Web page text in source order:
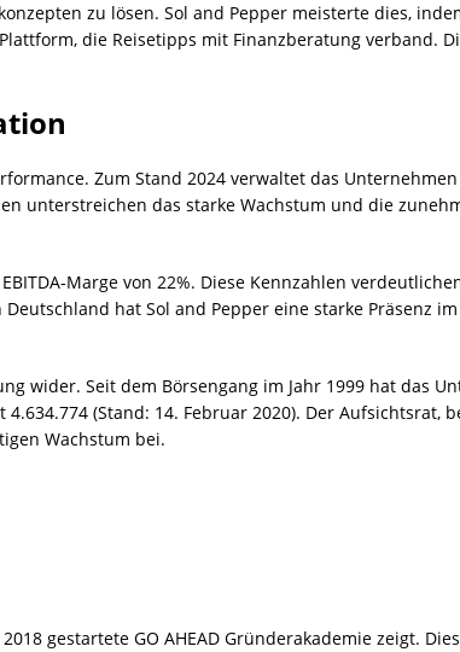
zu lösen. Sol and Pepper meisterte dies,
die Reisetipps mit Finanzberatung verband.
Zum Stand 2024 verwaltet das
unterstreichen das starke Wachstum und die
Marge von 22%. Diese Kennzahlen
hat Sol and Pepper eine starke Präsenz
wider. Seit dem Börsengang im Jahr 1999 hat das
(Stand: 14. Februar 2020). Der Aufsichtsrat,
Wachstum bei.
gestartete GO AHEAD Gründerakademie zeigt.